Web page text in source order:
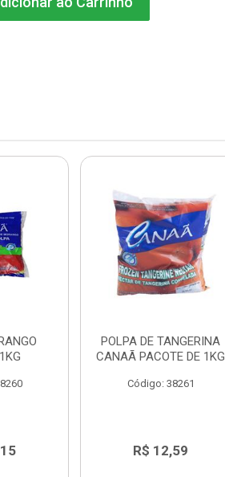
POLPA DE TANGERINA
CANAÃ PACOTE DE 1KG
Código: 38261
R$ 12,59